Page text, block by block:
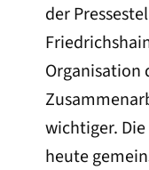
der
Organisation
wichtiger.
heute